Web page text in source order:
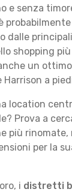
e senza
dalle
shopping
un
a
location
Prova a
più rinomate,
per la
i distretti